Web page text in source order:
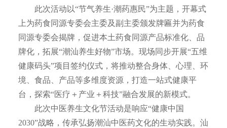
此次活动以“节气养生·潮药惠民”为主题，开幕式
上为药食同源专委会主委及副主委颁发牌匾并为药食
同源专委会揭牌，促进本土药食同源产品标准化、品
牌化，拓展“潮汕养生好物”市场。现场同步开展“五维
健康码头”项目签约仪式，将推动整合身体、心理、环
境、食品、产品等多维度资源，打造一站式健康平
台，探索“医疗＋产业＋科技”融合发展的新模式。
此次中医养生文化节活动是响应“健康中国
2030”战略，传承弘扬潮汕中医药文化的生动实践。汕